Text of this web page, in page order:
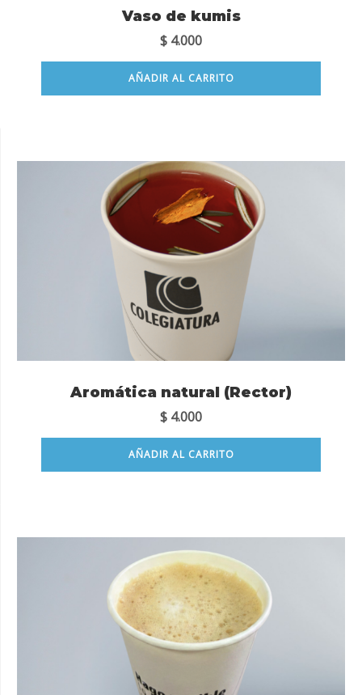
Vaso de kumis
$ 4.000
AÑADIR AL CARRITO
Aromática natural (Rector)
$ 4.000
AÑADIR AL CARRITO